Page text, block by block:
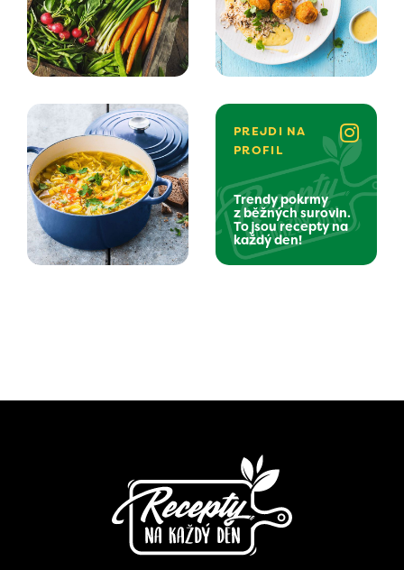
PREJDI NA
PROFIL
Trendy pokrmy
z běžných surovin.
To jsou recepty na
každý den!